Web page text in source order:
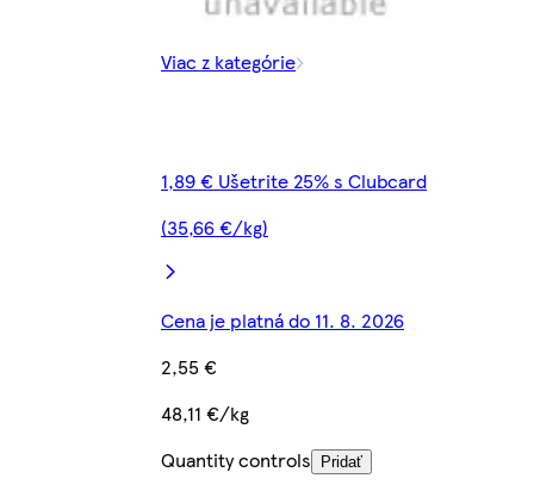
Viac z kategórie
1,89 € Ušetrite 25% s Clubcard
(35,66 €/kg)
Cena je platná do 11. 8. 2026
2,55 €
48,11 €/kg
Quantity controls
Pridať